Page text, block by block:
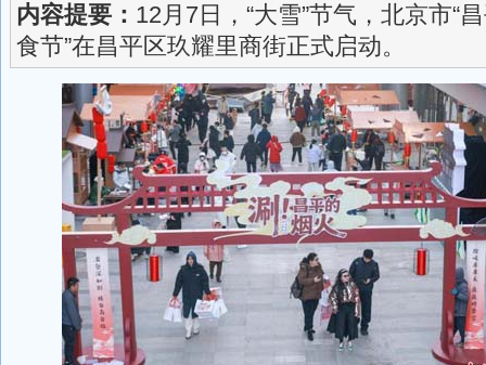
内容提要： 12月7日，“大雪”节气，北京市“
食节”在昌平区玖耀里商街正式启动。